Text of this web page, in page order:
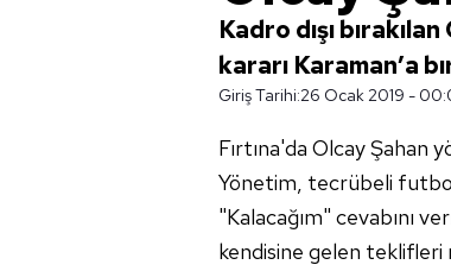
Kadro dışı
kararı Karaman’a
Giriş Tarihi:26 Ocak 2019 -
Fırtına'da Olcay Şahan
Yönetim, tecrübeli
"Kalacağım" cevabını
kendisine gelen teklifleri